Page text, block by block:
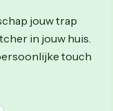
jouw trap
in jouw huis.
touch